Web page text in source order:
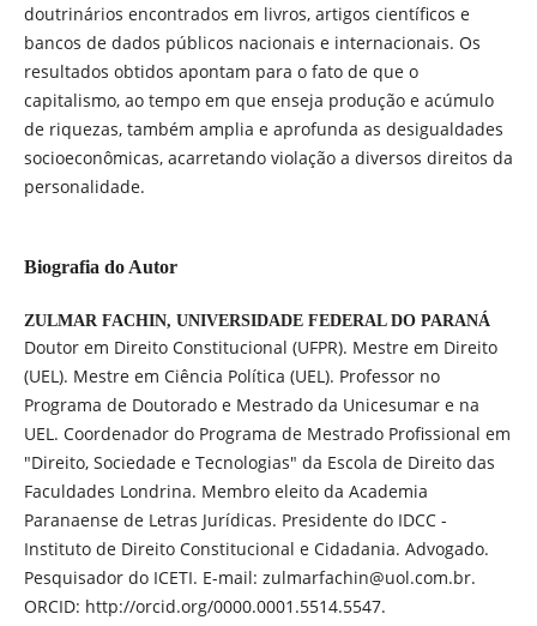
doutrinários encontrados em livros, artigos científicos e
bancos de dados públicos nacionais e internacionais. Os
resultados obtidos apontam para o fato de que o
capitalismo, ao tempo em que enseja produção e acúmulo
de riquezas, também amplia e aprofunda as desigualdades
socioeconômicas, acarretando violação a diversos direitos da
personalidade.
Biografia do Autor
ZULMAR FACHIN, UNIVERSIDADE FEDERAL DO PARANÁ
Doutor em Direito Constitucional (UFPR). Mestre em Direito
(UEL). Mestre em Ciência Política (UEL). Professor no
Programa de Doutorado e Mestrado da Unicesumar e na
UEL. Coordenador do Programa de Mestrado Profissional em
"Direito, Sociedade e Tecnologias" da Escola de Direito das
Faculdades Londrina. Membro eleito da Academia
Paranaense de Letras Jurídicas. Presidente do IDCC -
Instituto de Direito Constitucional e Cidadania. Advogado.
Pesquisador do ICETI. E-mail: zulmarfachin@uol.com.br.
ORCID: http://orcid.org/0000.0001.5514.5547.